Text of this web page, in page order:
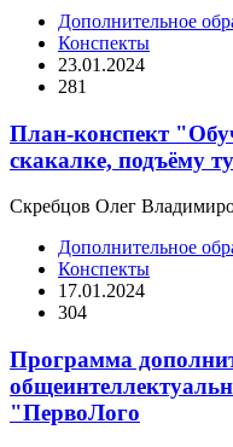
Дополнительное
Конспекты
23.01.2024
281
План-конспект
скакалке, подъёму
Скребцов Олег
Дополнительное
Конспекты
17.01.2024
304
Программа
"ПервоЛого